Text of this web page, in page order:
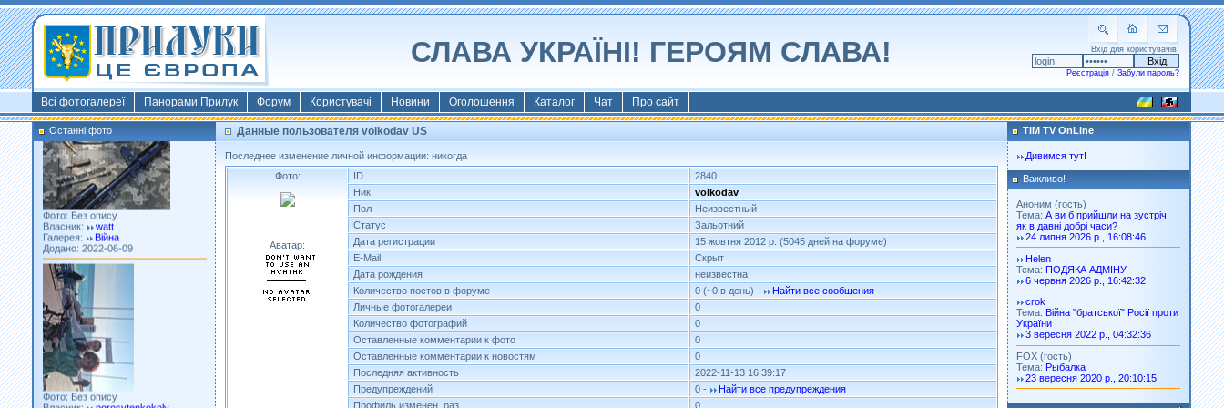
СЛАВА УКРАЇНІ! ГЕРОЯМ СЛАВА! Вхід для користувачів:
Реєстрація / Забули пароль?
Всі фотогалереї Панорами Прилук Форум Користувачі Новини Оголошення Каталог Чат Про сайт
Останні фото
Фото: Київ 2022
Власник:
morsresistis
Галерея:
Templates
Додано: 2022-11-13
Фото: Без опису
Власник:
watt
Галерея:
Війна
Додано: 2022-06-09
Фото: Без опису
Власник:
Галерея:
22 война
Данные пользователя volkodav US
Последнее изменение личной информации: никогда
Фото:
Аватар:
ID
2840
Ник
volkodav
Пол
Неизвестный
Статус
Зальотний
Дата регистрации
15 жовтня 2012 р. (5045 дней на форуме)
E-Mail
Скрыт
Дата рождения
неизвестна
Количество постов в форуме
0 (~0 в день) -
Найти все сообщения
Личные фотогалереи
0
Количество фотографий
0
Оставленные комментарии к фото
0
Оставленные комментарии к новостям
0
Последняя активность
2022-11-13 16:39:17
Предупреждений
0 -
Найти все предупреждения
Профиль изменен, раз
0
TIM TV OnLine
Дивимся тут!
Важливо!
Аноним (гость)
Тема: А ви б прийшли на зустріч,
як в давні добрі часи?
24 липня 2026 р., 16:08:46
Helen
Тема: ПОДЯКА АДМІНУ
6 червня 2026 р., 16:42:32
crok
Тема: Війна "братської" Росії проти
України
3 вересня 2022 р., 04:32:36
FOX (гость)
Тема: Рыбалка
23 вересня 2020 р., 20:10:15